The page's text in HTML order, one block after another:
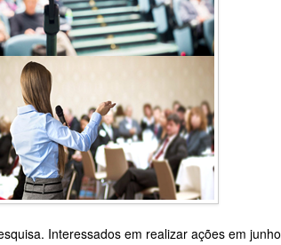
Interessados em realizar ações em junho